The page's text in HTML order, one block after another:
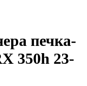
печка-
350h 23-